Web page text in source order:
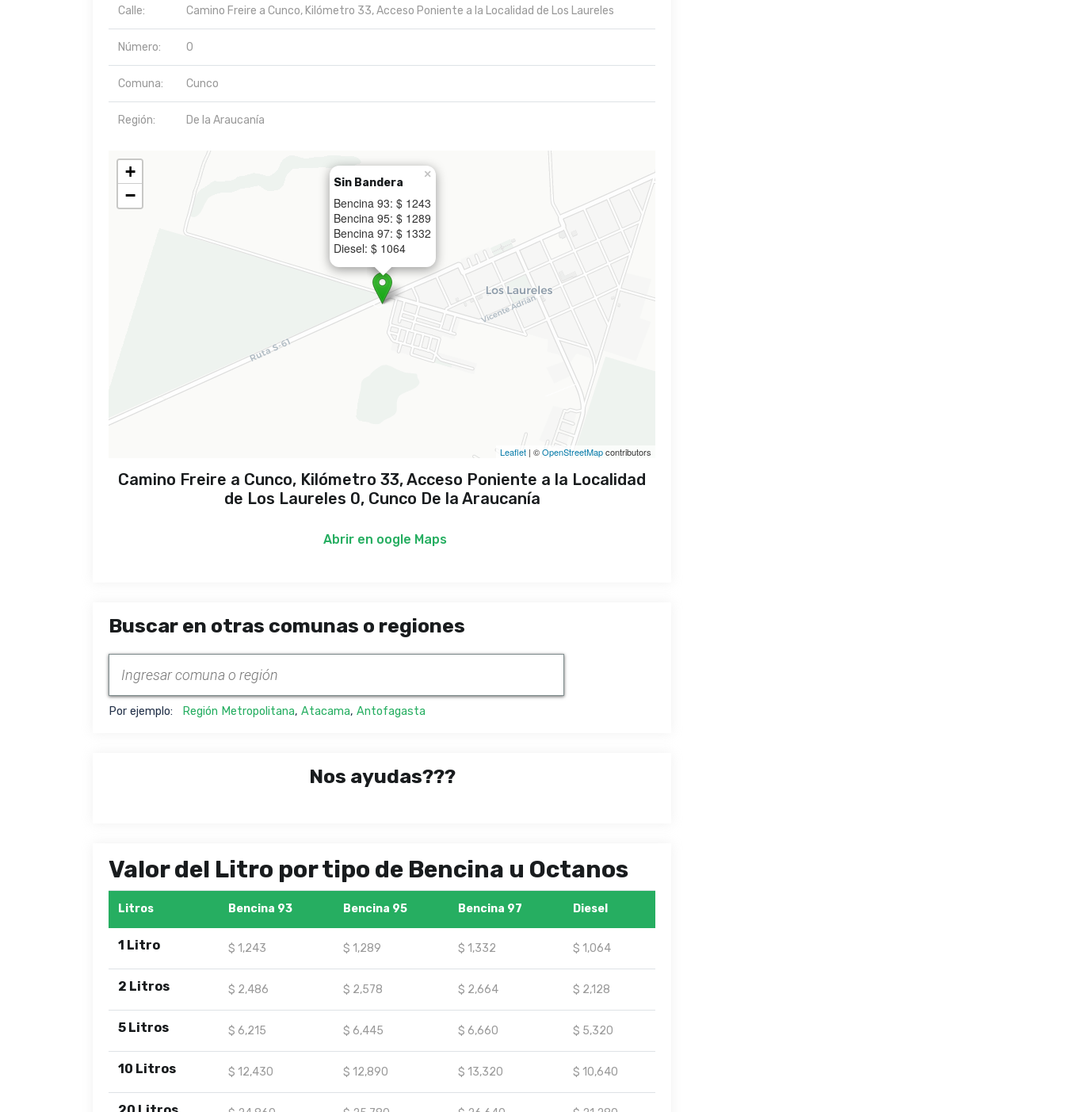
Calle: Camino Freire a Cunco, Kilómetro 33, Acceso Poniente a la Localidad de Los Laureles
Número: 0
Comuna: Cunco
Región: De la Araucanía
Sin Bandera
Bencina 93: $ 1243
Bencina 95: $ 1289
Bencina 97: $ 1332
Diesel: $ 1064
×
+
−
Leaflet | ©OpenStreetMapcontributors
Camino Freire a Cunco, Kilómetro 33, Acceso Poniente a la Localidad
de Los Laureles 0, Cunco De la Araucanía
Abrir en oogle Maps
Buscar en otras comunas o regiones
Por ejemplo: Región Metropolitana, Atacama, Antofagasta
Nos ayudas???
Valor del Litro por tipo de Bencina u Octanos
Litros Bencina 93 Bencina 95 Bencina 97 Diesel
1 Litro $ 1,243 $ 1,289 $ 1,332 $ 1,064
2 Litros $ 2,486 $ 2,578 $ 2,664 $ 2,128
5 Litros $ 6,215 $ 6,445 $ 6,660 $ 5,320
10 Litros $ 12,430 $ 12,890 $ 13,320 $ 10,640